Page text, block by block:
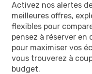
Activez nos alertes
meilleures offres,
flexibles pour
pensez à réserver en
pour maximiser vos
vous trouverez à
budget.